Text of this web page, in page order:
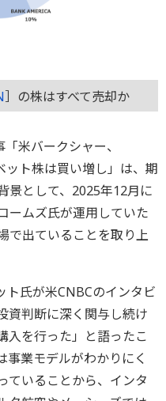
］の株はすべて売却か
米バークシャー、
ト株は買い増し」は、期
景として、2025年12月に
ームズ氏が運用していた
で出ていることを取り上
ト氏が米CNBCのインタビ
資判断に深く関与し続け
入を行った」と語ったこ
事業モデルがわかりにく
ていることから、インタ